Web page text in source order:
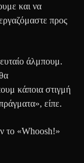
και να
προς
άλμπουμ.
κάποια στιγμή
είπε.
το «Whoosh!»